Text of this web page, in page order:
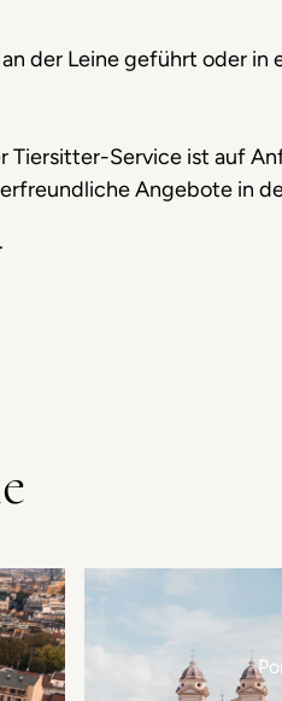
der Leine geführt oder in
Tiersitter-Service ist auf
Angebote in